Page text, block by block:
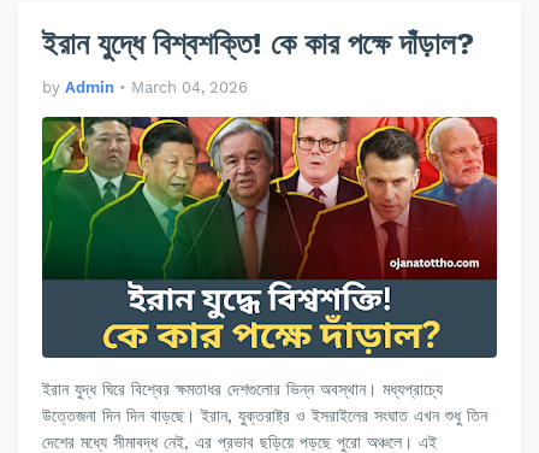
ইরান যুদ্ধে বিশ্বশক্তি! কে কার পক্ষে দাঁড়াল?
by Admin • March 04, 2026
ইরান যুদ্ধ ঘিরে বিশ্বের ক্ষমতাধর দেশগুলোর ভিন্ন অবস্থান। মধ্যপ্রাচ্যে
উত্তেজনা দিন দিন বাড়ছে। ইরান, যুক্তরাষ্ট্র ও ইসরাইলের সংঘাত এখন শুধু তিন
দেশের মধ্যে সীমাবদ্ধ নেই, এর প্রভাব ছড়িয়ে পড়ছে পুরো অঞ্চলে। এই